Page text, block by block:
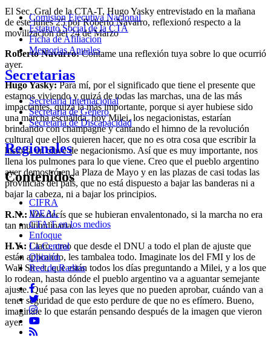
El Sec. Gral de la CTA-T, Hugo Yasky entrevistado en la mañana
de este lunes 25 por Roberto Navarro, reflexionó respecto a la
movilización del 24 de Marzo
Roberto Navarro:Contame una reflexión tuya sobre lo que ocurrió
ayer.
Hugo Yasky:Para mí, por el significado que tiene el presente que
estamos viviendo y quizá de todas las marchas, una de las más
impactantes, quizá la más importante, porque si ayer hubiese sido
una marcha escuálida, hoy Milei, los negacionistas, estarían
brindando con champagne y cantando el himno de la revolución
cultural que ellos quieren hacer, que no es otra cosa que escribir la
historia en clave de negacionismo. Así que es muy importante, nos
llena los pulmones para lo que viene. Creo que el pueblo argentino
ayer demostró en la Plaza de Mayo y en las plazas de casi todas las
provincias del país, que no está dispuesto a bajar las banderas ni a
bajar la cabeza, ni a bajar los principios.
R.N.: Vos decís que se hubieran envalentonado, si la marcha no era
tan multitudinaria.
H.Y.: Claro, creo que desde el DNU a todo el plan de ajuste que
están aplicando, les tambalea todo. Imaginate los del FMI y los de
Wall Street, que están todos los días preguntando a Milei, y a los que
lo rodean, hasta dónde el pueblo argentino va a aguantar semejante
ajuste. Qué pasa con las leyes que no pueden aprobar, cuándo van a
tener seguridad de que esto perdure de que no es efímero. Bueno,
imaginate lo que estarán pensando después de la imagen que vieron
ayer.
Comision Ejecutiva Nacional
Estatuto Social de la CTA
Ficha de Afiliacion
Memorias Anuales
Secretarias
Secretaria Internacional
Secretaria de Género
Secretaria de Discapacidad
Regionales
Contenidos
CIFRA
IDEAL
CTA T en los medios
Enfoque
La Central
Opinión
Red de Radios